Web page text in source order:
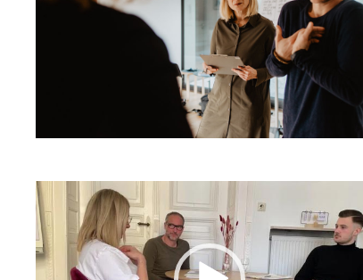
Video-
Player